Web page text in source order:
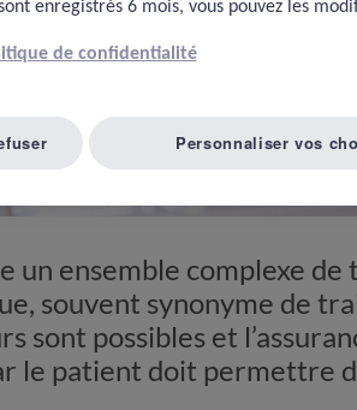
un ensemble complexe de
souvent synonyme de
sont possibles et
le patient doit permettre
enregistrés 6 mois, vous pouvez les
de confidentialité
Personnaliser vos